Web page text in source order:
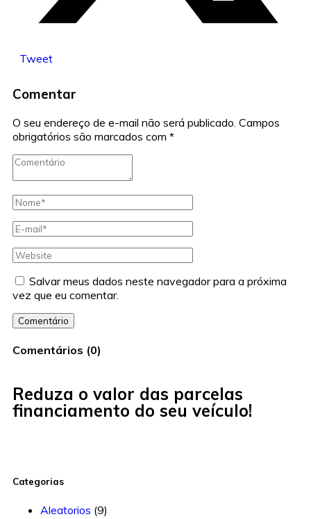
Tweet
Comentar
O seu endereço de e-mail não será publicado. Campos
obrigatórios são marcados com *
Salvar meus dados neste navegador para a próxima
vez que eu comentar.
Comentário
Comentários (0)
Reduza o valor das parcelas
financiamento do seu veículo!
Categorias
Aleatorios (9)